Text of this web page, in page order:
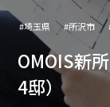
#埼玉県 #所沢市
OMOIS新
4邸）